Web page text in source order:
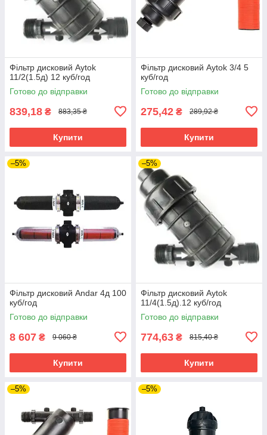
Фільтр дисковий Aytok
11/2(1.5д) 12 куб/год
Готово до відправки
839,18 ₴ 883,35 ₴
Купити
Фільтр дисковий Aytok 3/4 5
куб/год
Готово до відправки
275,42 ₴ 289,92 ₴
Купити
–5%
Фільтр дисковий Andar 4д 100
куб/год
Готово до відправки
8 607 ₴ 9 060 ₴
Купити
–5%
Фільтр дисковий Aytok
11/4(1.5д).12 куб/год
Готово до відправки
774,63 ₴ 815,40 ₴
Купити
–5% –5%